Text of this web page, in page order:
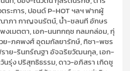
ระการ, ปอนด์ P-HOT ฯลฯ ฟากผู้
าภา กาญจนรัตน์, น้ำ-ชลนที อักษร
เมตตา, เอก-นนทกฤช กลมกล่อม, กุ่
ย-ภคพงศ์ อุดมกัลยารักษ์, ทิชา-พชร
าย-รินทร์ณฐา อัจฉริยวัฒนกุล, เอก-
นรุ่ง ปริสุทธิธรรม, ดาว-อภิสรา เกิดชู